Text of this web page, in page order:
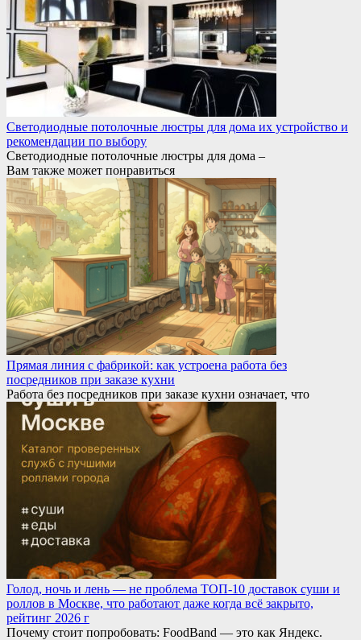
Светодиодные потолочные люстры для дома их устройство и
рекомендации по выбору
Светодиодные потолочные люстры для дома –
Вам также может понравиться
Прямая линия с фабрикой: как устроена работа без
посредников при заказе кухни
Работа без посредников при заказе кухни означает, что
Голод, ночь и лень — не проблема ТОП-10 доставок суши и
роллов в Москве, что работают даже когда всё закрыто,
рейтинг 2026 г
Почему стоит попробовать: FoodBand — это как Яндекс.